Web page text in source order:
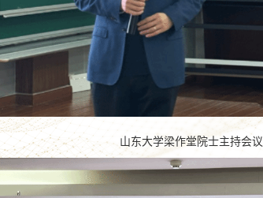
山东大学梁作堂院士主持会议